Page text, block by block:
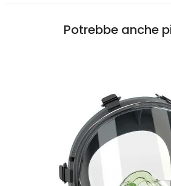
Potrebbe anche